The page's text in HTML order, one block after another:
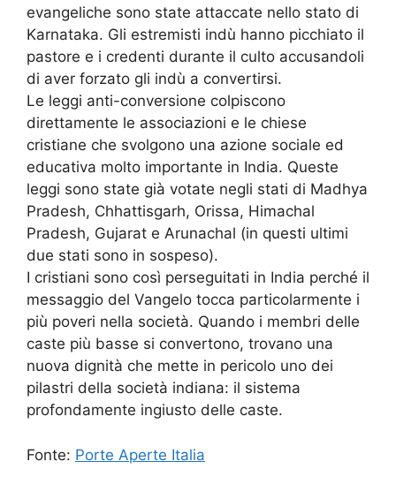
evangeliche sono state attaccate nello stato di
Karnataka. Gli estremisti indù hanno picchiato il
pastore e i credenti durante il culto accusandoli
di aver forzato gli indù a convertirsi.
Le leggi anti-conversione colpiscono
direttamente le associazioni e le chiese
cristiane che svolgono una azione sociale ed
educativa molto importante in India. Queste
leggi sono state già votate negli stati di Madhya
Pradesh, Chhattisgarh, Orissa, Himachal
Pradesh, Gujarat e Arunachal (in questi ultimi
due stati sono in sospeso).
I cristiani sono così perseguitati in India perché il
messaggio del Vangelo tocca particolarmente i
più poveri nella società. Quando i membri delle
caste più basse si convertono, trovano una
nuova dignità che mette in pericolo uno dei
pilastri della società indiana: il sistema
profondamente ingiusto delle caste.
Fonte: Porte Aperte Italia